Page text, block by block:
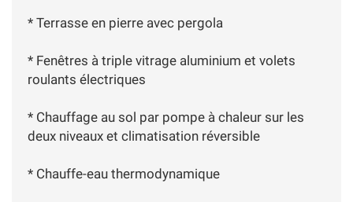
* Terrasse en pierre avec pergola
* Fenêtres à triple vitrage aluminium et volets
roulants électriques
* Chauffage au sol par pompe à chaleur sur les
deux niveaux et climatisation réversible
* Chauffe-eau thermodynamique